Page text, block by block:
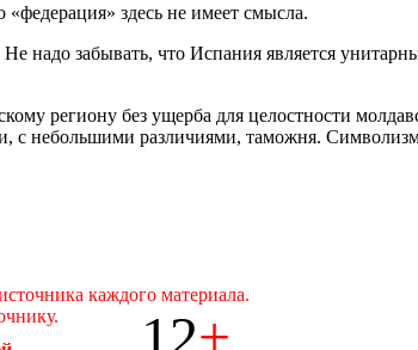
здесь не имеет смысла.
надо забывать, что Испания является
региону без ущерба для целостности
небольшими различиями, таможня.
каждого материала.
12+